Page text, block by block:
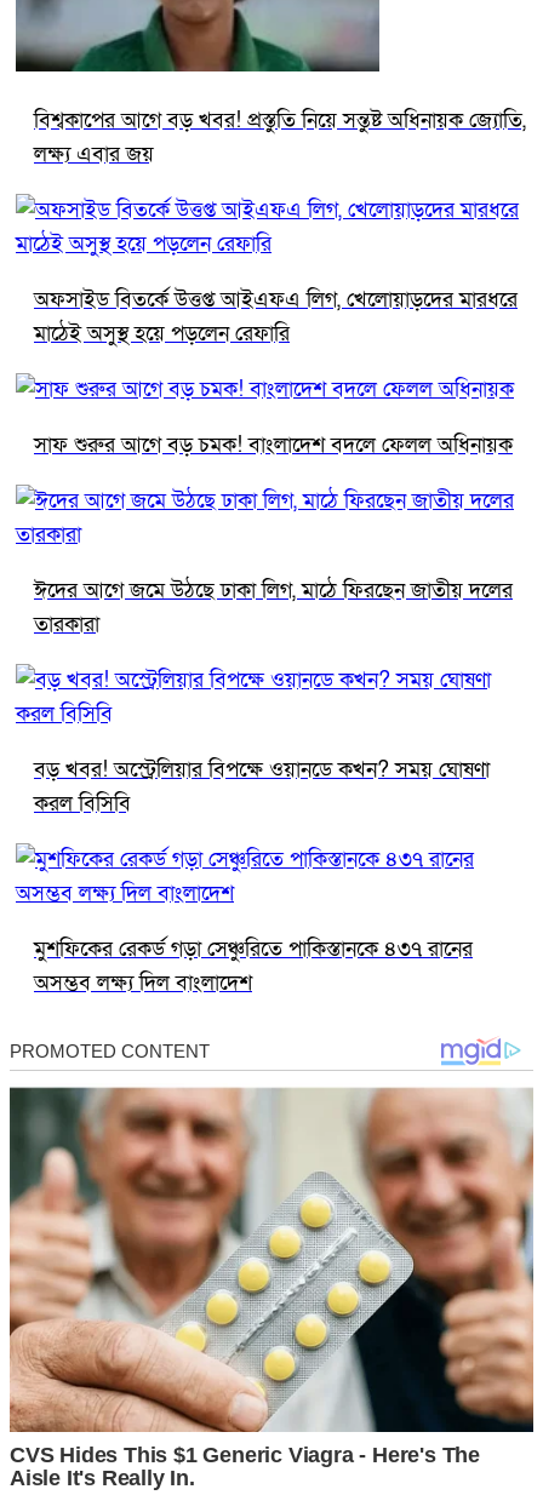
বিশ্বকাপের আগে বড় খবর! প্রস্তুতি নিয়ে সন্তুষ্ট অধিনায়ক জ্যোতি,
লক্ষ্য এবার জয়
অফসাইড বিতর্কে উত্তপ্ত আইএফএ লিগ, খেলোয়াড়দের মারধরে
মাঠেই অসুস্থ হয়ে পড়লেন রেফারি
সাফ শুরুর আগে বড় চমক! বাংলাদেশ বদলে ফেলল অধিনায়ক
ঈদের আগে জমে উঠছে ঢাকা লিগ, মাঠে ফিরছেন জাতীয় দলের
তারকারা
বড় খবর! অস্ট্রেলিয়ার বিপক্ষে ওয়ানডে কখন? সময় ঘোষণা
করল বিসিবি
মুশফিকের রেকর্ড গড়া সেঞ্চুরিতে পাকিস্তানকে ৪৩৭ রানের
অসম্ভব লক্ষ্য দিল বাংলাদেশ